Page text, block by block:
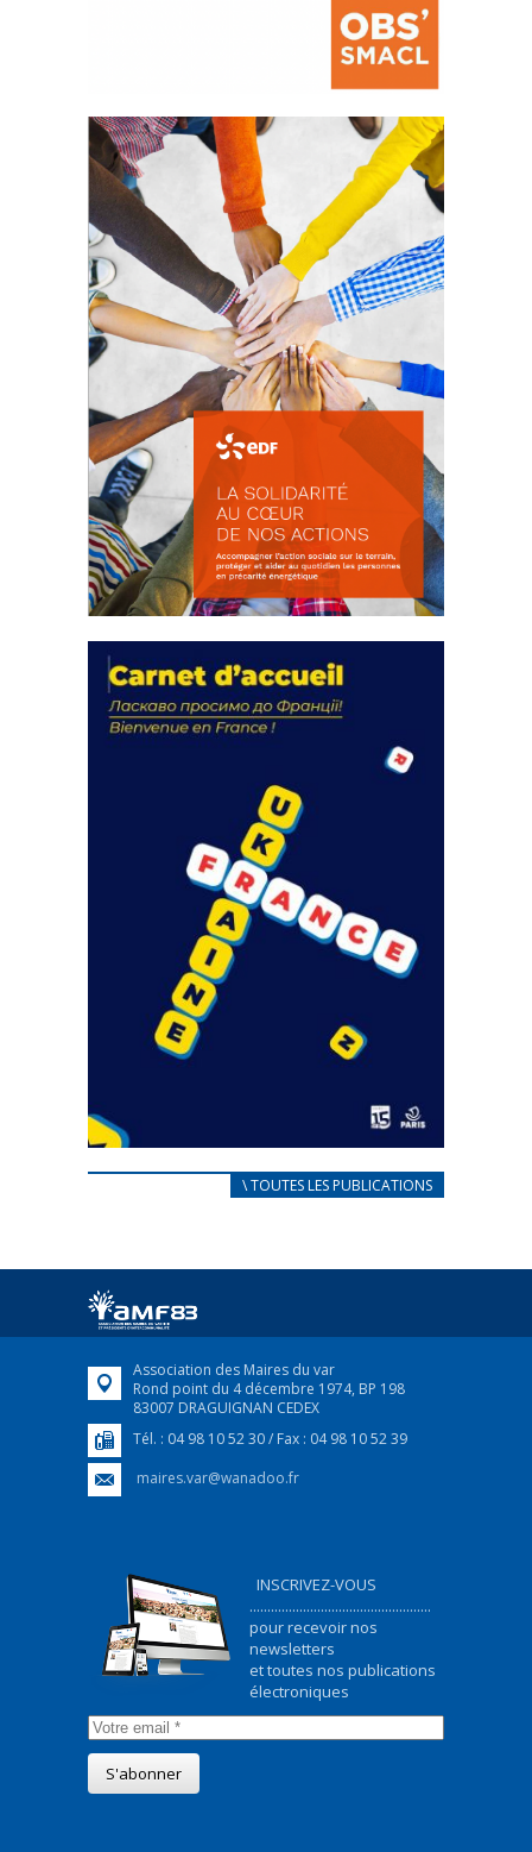
La prévention des conflits
d’intérêts
18 septembre 2023
FEUILLETER
actions
18 septembre 2023
FEUILLETER
CARNET D’ACCUEIL
Afin d’accompagner au mieux les réfugiés
FEUILLETER
\ TOUTES LES PUBLICATIONS
Association des Maires du var
Rond point du 4 décembre 1974, BP 198
83007 DRAGUIGNAN CEDEX
Tél. : 04 98 10 52 30 / Fax : 04 98 10 52 39
maires.var@wanadoo.fr
INSCRIVEZ-VOUS
...................................................
pour recevoir nos
newsletters
et toutes nos publications
électroniques